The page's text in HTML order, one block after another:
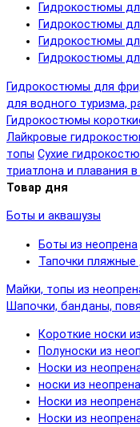
Гидрокостюмы
Гидрокостюмы
Гидрокостюмы
Гидрокостюмы
Гидрокостюмы для
для водного туризма,
Гидрокостюмы
Лайкровые
топы Сухие
триатлона и плавания
Товар дня
Боты и аквашузы
Боты из неопрена
Тапочки пляжные
Майки, топы из
Шапочки, банданы,
Короткие носки
Полуноски из
Носки из
носки из
Носки из
Носки из